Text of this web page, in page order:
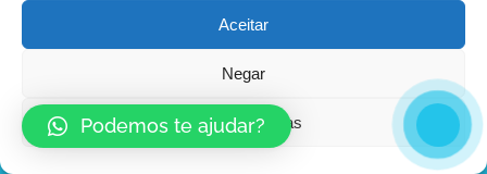
Aceitar
Negar
Ver preferências
Podemos te ajudar?